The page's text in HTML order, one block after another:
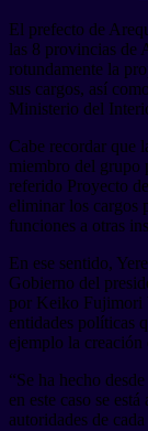
El prefecto de
las 8 provincias de
rotundamente la
sus cargos, así
Ministerio del
Cabe recordar que
miembro del grupo
referido Proyecto
eliminar los cargos
funciones a otras
En ese sentido,
Gobierno del
por Keiko Fujimori
entidades políticas
ejemplo la creación
“Se ha hecho
en este caso se
autoridades de